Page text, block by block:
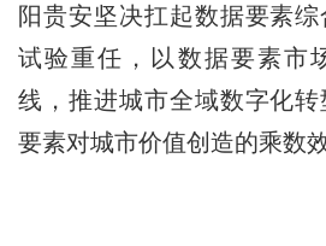
阳贵安坚决扛起数据要素
试验重任，以数据要素市
线，推进城市全域数字化
要素对城市价值创造的乘数效